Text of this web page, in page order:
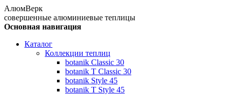
АлюмВерк
совершенные алюминиевые теплицы
Основная навигация
Каталог
Коллекции теплиц
botanik Classic 30
botanik T Classic 30
botanik Style 45
botanik Т Style 45